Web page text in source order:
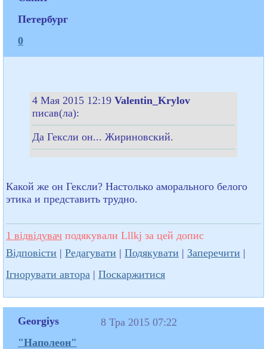
Петербург
0
4 Мая 2015 12:19 Valentin_Krylov
писав(ла):
Да Гексли он... Жириновский.
Какой же он Гексли? Настолько аморального белого
этика и представить трудно.
1 відвідувач подякували Lllkj за цей допис
Відповісти | Редагувати | Подякувати | Заперечити |
Ігнорувати автора | Поскаржитися
Georgiys
"Наполеон"
8 Тра 2015 07:22